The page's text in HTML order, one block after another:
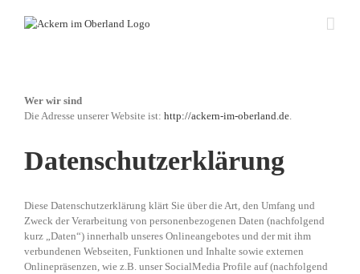
Wer wir sind
Die Adresse unserer Website ist: http://ackern-im-oberland.de.
Datenschutzerklärung
Diese Datenschutzerklärung klärt Sie über die Art, den Umfang und
Zweck der Verarbeitung von personenbezogenen Daten (nachfolgend
kurz „Daten“) innerhalb unseres Onlineangebotes und der mit ihm
verbundenen Webseiten, Funktionen und Inhalte sowie externen
Onlinepräsenzen, wie z.B. unser SocialMedia Profile auf (nachfolgend